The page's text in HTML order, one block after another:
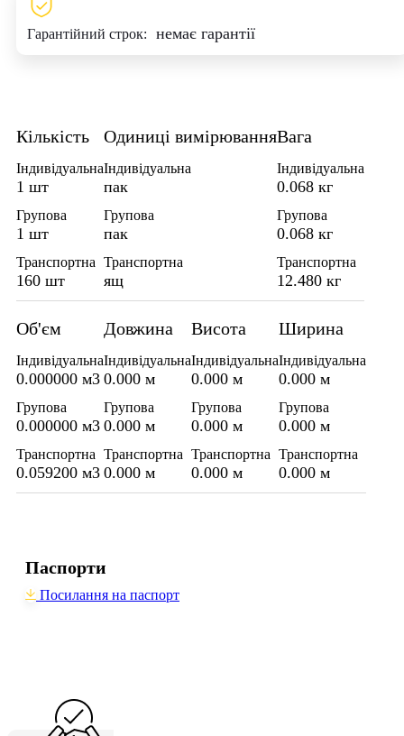
Гарантійний строк: немає гарантії
Кількість
Індивідуальна
1 шт
Групова
1 шт
Транспортна
160 шт
Одиниці вимірювання
Індивідуальна
пак
Групова
пак
Транспортна
ящ
Вага
Індивідуальна
0.068 кг
Групова
0.068 кг
Транспортна
12.480 кг
Об'єм
Індивідуальна
0.000000 м3
Групова
0.000000 м3
Транспортна
0.059200 м3
Довжина
Індивідуальна
0.000 м
Групова
0.000 м
Транспортна
0.000 м
Висота
Індивідуальна
0.000 м
Групова
0.000 м
Транспортна
0.000 м
Ширина
Індивідуальна
0.000 м
Групова
0.000 м
Транспортна
0.000 м
Паспорти
Посилання на паспорт